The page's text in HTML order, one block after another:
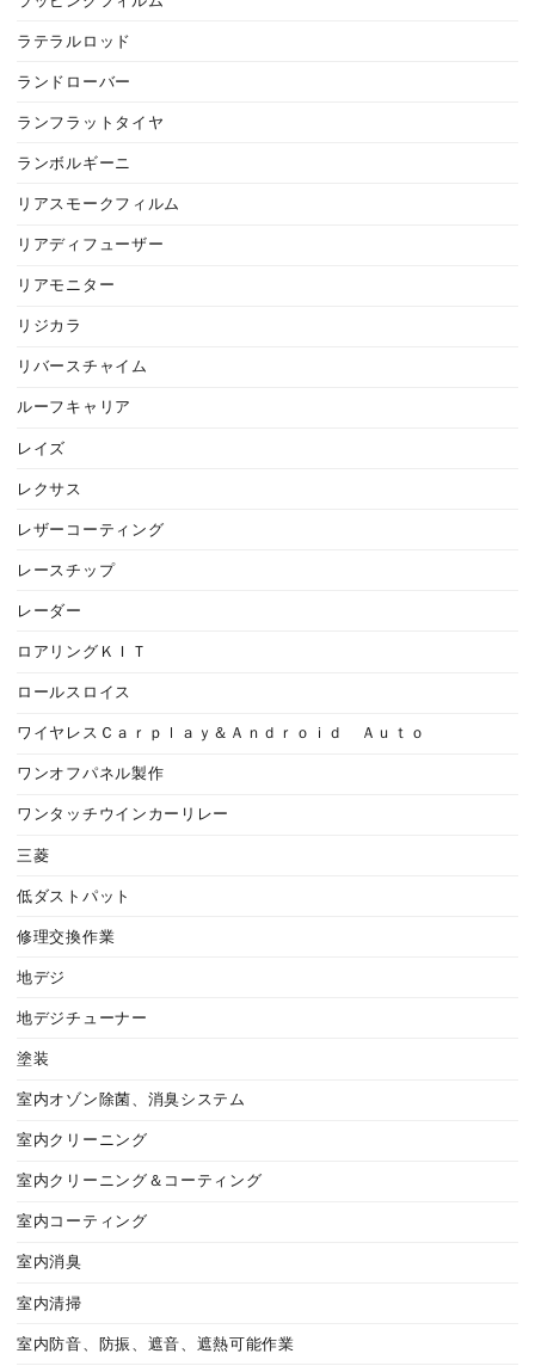
ラテラルロッド
ランドローバー
ランフラットタイヤ
ランボルギーニ
リアスモークフィルム
リアディフューザー
リアモニター
リジカラ
リバースチャイム
ルーフキャリア
レイズ
レクサス
レザーコーティング
レースチップ
レーダー
ロアリングＫＩＴ
ロールスロイス
ワイヤレスＣａｒｐｌａｙ＆Ａｎｄｒｏｉｄ Ａｕｔｏ
ワンオフパネル製作
ワンタッチウインカーリレー
三菱
低ダストパット
修理交換作業
地デジ
地デジチューナー
塗装
室内オゾン除菌、消臭システム
室内クリーニング
室内クリーニング＆コーティング
室内コーティング
室内消臭
室内清掃
室内防音、防振、遮音、遮熱可能作業